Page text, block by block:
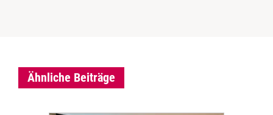
Ähnliche Beiträge